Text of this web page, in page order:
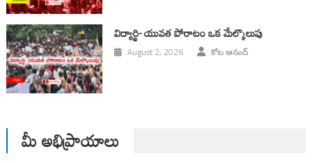
విద్యార్థి- యువత పోరాటం ఒక మేల్కొలుపు
August 2, 2026 కోట ఆనంద్
మీ అభిప్రాయాలు